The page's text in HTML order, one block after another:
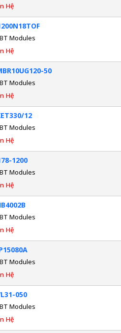
Hệ
Modules
Hệ
50
Modules
Hệ
12
Modules
Hệ
1200
Modules
Hệ
Modules
Hệ
Modules
Hệ
050
Modules
Hệ